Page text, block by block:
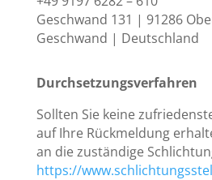
Geschwand 131 | 91286
Geschwand | Deutschland
Durchsetzungsverfahren
Sollten Sie keine
auf Ihre Rückmeldung
an die zuständige
https://